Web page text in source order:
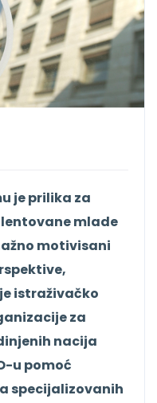
je prilika za
mlade
motivisani
istraživačko
za
nacija
u pomoć
specijalizovanih